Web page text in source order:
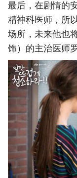
最后，在剧情的
精神科医师，所
场所，未来他也
饰）的主治医师